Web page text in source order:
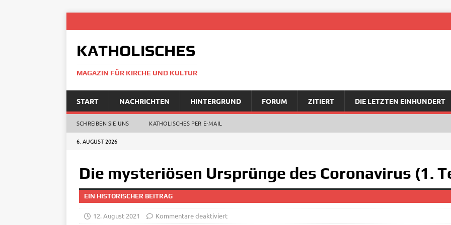
KATHOLISCHES
MAGAZIN FÜR KIRCHE UND KULTUR
START NACHRICHTEN HINTERGRUND FORUM ZITIERT DIE LETZTEN EINHUNDERT
SCHREIBEN SIE UNS KATHOLISCHES PER E‑MAIL
6. AUGUST 2026
Die mysteriösen Ursprünge des Coronavirus (1.
EIN HISTORISCHER BEITRAG
12. August 2021 Kommentare deaktiviert